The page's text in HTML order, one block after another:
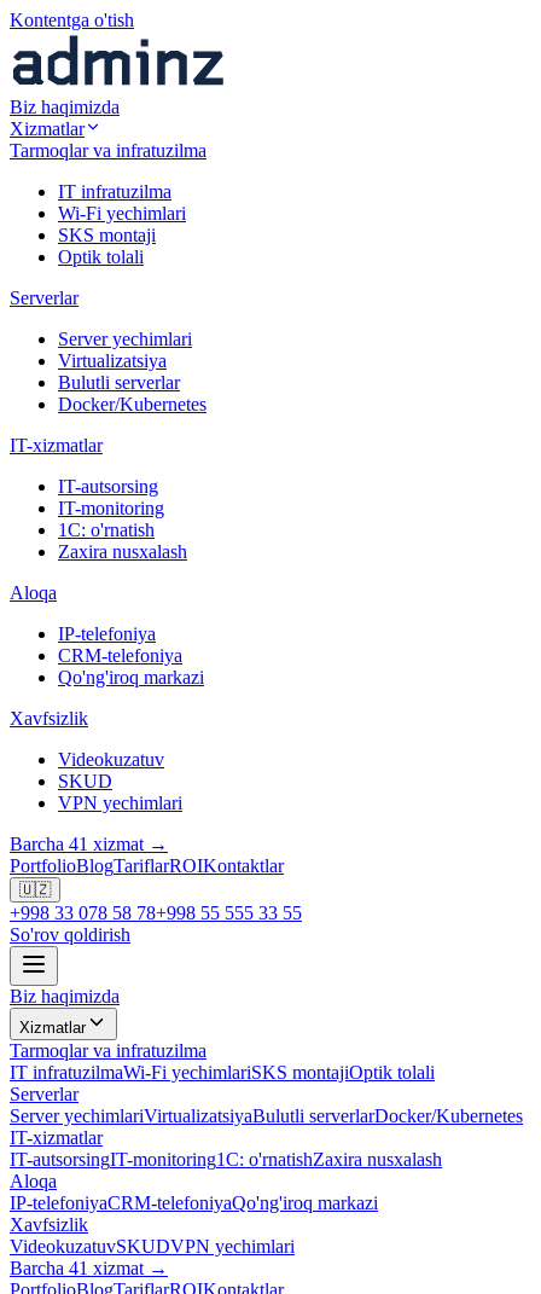
Kontentga o'tish
Biz haqimizda
Xizmatlar
Tarmoqlar va infratuzilma
IT infratuzilma
Wi-Fi yechimlari
SKS montaji
Optik tolali
Serverlar
Server yechimlari
Virtualizatsiya
Bulutli serverlar
Docker/Kubernetes
IT-xizmatlar
IT-autsorsing
IT-monitoring
1C: o'rnatish
Zaxira nusxalash
Aloqa
IP-telefoniya
CRM-telefoniya
Qo'ng'iroq markazi
Xavfsizlik
Videokuzatuv
SKUD
VPN yechimlari
Barcha 41 xizmat →
PortfolioBlogTariflarROIKontaktlar
🇺🇿
+998 33 078 58 78+998 55 555 33 55
So'rov qoldirish
Biz haqimizda
Xizmatlar
Tarmoqlar va infratuzilma
IT infratuzilmaWi-Fi yechimlariSKS montajiOptik tolali
Serverlar
Server yechimlariVirtualizatsiyaBulutli serverlarDocker/Kubernetes
IT-xizmatlar
IT-autsorsingIT-monitoring1C: o'rnatishZaxira nusxalash
Aloqa
IP-telefoniyaCRM-telefoniyaQo'ng'iroq markazi
Xavfsizlik
VideokuzatuvSKUDVPN yechimlari
Barcha 41 xizmat →
PortfolioBlogTariflarROIKontaktlar